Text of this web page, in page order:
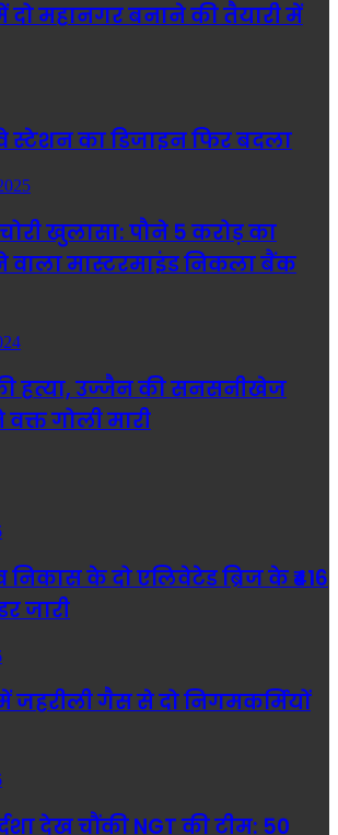
दो महानगर बनाने की तैयारी में
स्टेशन का डिजाइन फिर बदला
खुलासा: पौने 5 करोड़ का
वाला मास्टरमाइंड निकला बैंक
की हत्या, उज्जैन की सनसनीखेज
गोली मारी
के दो एलिवेटेड ब्रिज के ₹416
जारी
जहरीली गैस से दो निगमकर्मियों
देख चौंकी NGT की टीम: 50